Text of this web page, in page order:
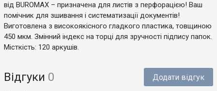
від BUROMAX – призначена для листів з перфорацією! Ваш
помічник для зшивання і систематизації документів!
Виготовлена з високоякісного гладкого пластика, товщиною
450 мкм. Змінний індекс на торці для зручності підпису папок.
Місткість: 120 аркушів.
Відгуки 0 Додати відгук